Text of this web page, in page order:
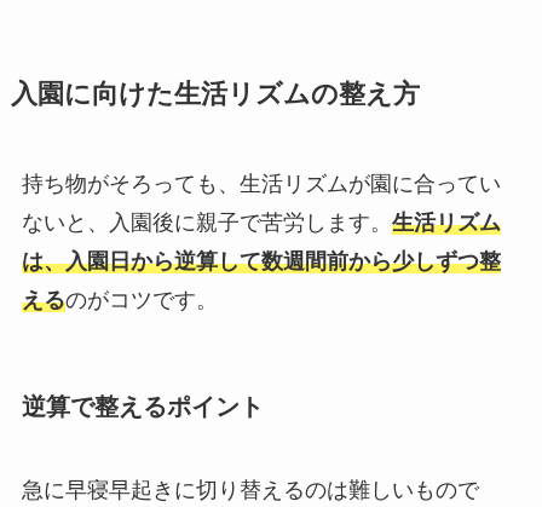
入園に向けた生活リズムの整え方
持ち物がそろっても、生活リズムが園に合ってい
ないと、入園後に親子で苦労します。 生活リズム
は、入園日から逆算して数週間前から少しずつ整
えるのがコツです。
逆算で整えるポイント
急に早寝早起きに切り替えるのは難しいもので